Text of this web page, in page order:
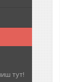
тут!